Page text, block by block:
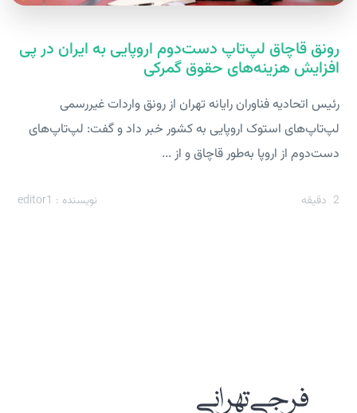
رونق قاچاق لپ‌تاپ دست‌دوم اروپایی به ایران در پی
افزایش هزینه‌های حقوق گمرکی
رئیس اتحادیه فناوران رایانه تهران از رونق واردات غیررسمی
لپ‌تاپ‌های استوک اروپایی به کشور خبر داد و گفت: لپ‌تاپ‌های
دست‌دوم از اروپا به‌طور قاچاق و از ...
2 دقیقه نویسنده : editor1